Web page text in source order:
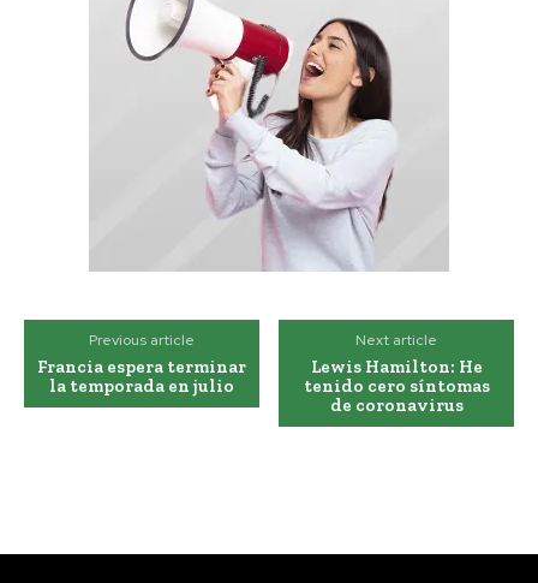
Previous article
Francia espera terminar
la temporada en julio
Next article
Lewis Hamilton: He
tenido cero síntomas
de coronavirus